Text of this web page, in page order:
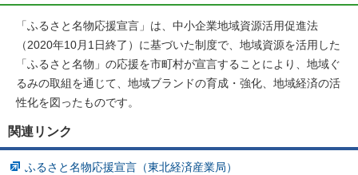
「ふるさと名物応援宣言」は、中小企業地域資源活用促進法
（2020年10月1日終了）に基づいた制度で、地域資源を活用した
「ふるさと名物」の応援を市町村が宣言することにより、地域ぐ
るみの取組を通じて、地域ブランドの育成・強化、地域経済の活
性化を図ったものです。
関連リンク
ふるさと名物応援宣言（東北経済産業局）